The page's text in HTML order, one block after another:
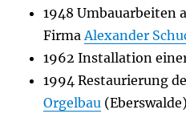
1948 Umbauarbeiten
Firma Alexander
1962 Installation
1994 Restaurierung
Orgelbau (Eberswalde)